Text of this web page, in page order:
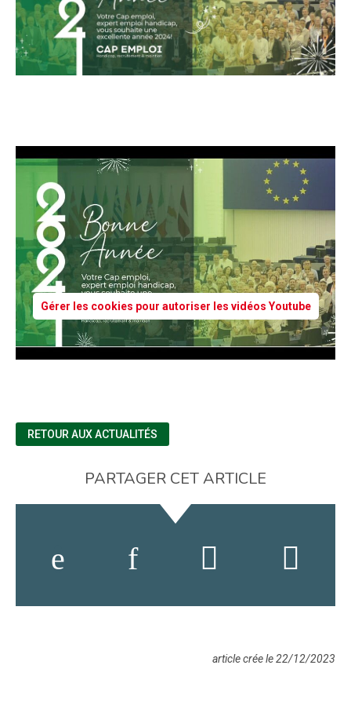
Gérer les cookies pour autoriser les vidéos Youtube
RETOUR AUX ACTUALITÉS
PARTAGER CET ARTICLE
article crée le 22/12/2023